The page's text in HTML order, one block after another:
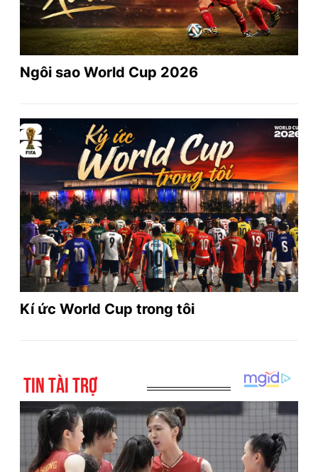
Ngôi sao World Cup 2026
Kí ức World Cup trong tôi